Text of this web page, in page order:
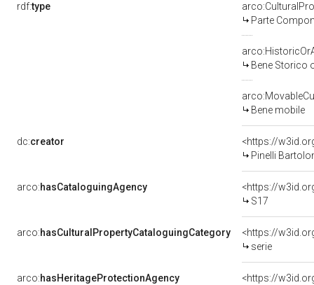
rdf:type
Parte
Bene Storico
Bene mobile
dc:creator
<https://
Pinelli
arco:hasCataloguingAgency
<https://
S17
arco:hasCulturalPropertyCataloguingCategory
<https://
serie
arco:hasHeritageProtectionAgency
<https://